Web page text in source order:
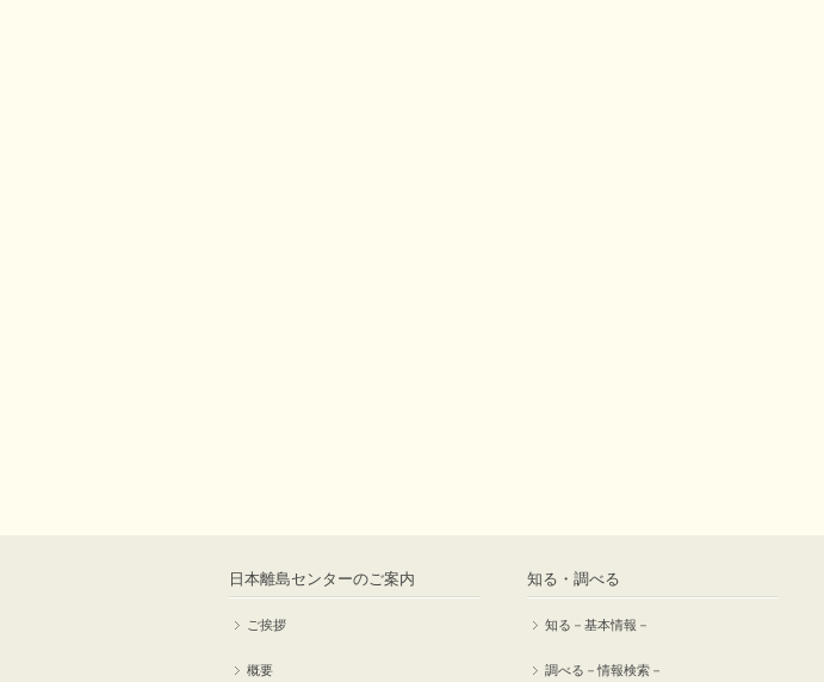
日本離島センターのご案内
ご挨拶
概要
知る・調べる
知る－基本情報－
調べる－情報検索－